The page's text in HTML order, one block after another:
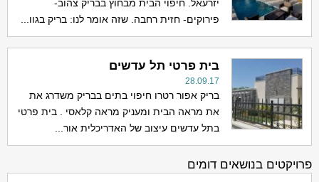
יזרעאל. חיפוי הבית מבחוץ בבריק צהוב-
פירוקים- חזית רחבה. שזה אומר לנו: בריק בגוו...
בית פרטי תל עדשים
28.09.17
בריק אפור רטרו חיפוי בתים בבריק משדרג את
את מראה הבית ומעניק מראה קלאסי . בית פרטי
בתל עדשים עיצוב של האדריכלית אור...
פרויקטים בנושאים דומים